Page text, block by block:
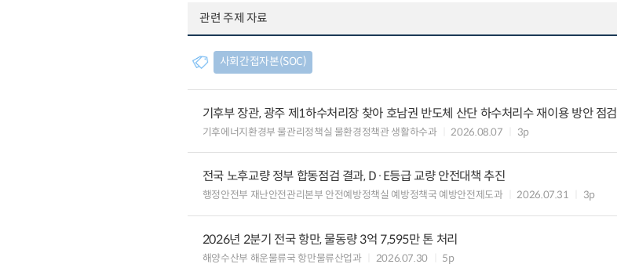
관련 주제 자료
사회간접자본(SOC)
기후부 장관, 광주 제1하수처리장 찾아 호남권 반도체 산단 하수처리수 재이용 방안 점검
기후에너지환경부 물관리정책실 물환경정책관 생활하수과 2026.08.07 3p
전국 노후교량 정부 합동점검 결과, D·E등급 교량 안전대책 추진
행정안전부 재난안전관리본부 안전예방정책실 예방정책국 예방안전제도과 2026.07.31 3p
2026년 2분기 전국 항만, 물동량 3억 7,595만 톤 처리
해양수산부 해운물류국 항만물류산업과 2026.07.30 5p